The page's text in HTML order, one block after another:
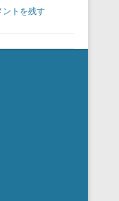
ントを残す